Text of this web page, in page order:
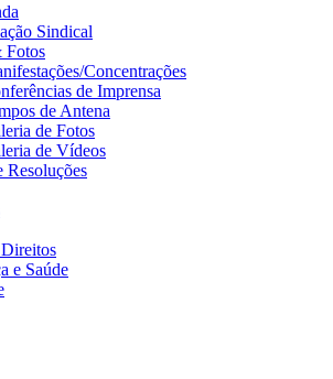
Sindical
Fotos
Concentrações
de Imprensa
de Antena
de Fotos
de Vídeos
Resoluções
e Saúde